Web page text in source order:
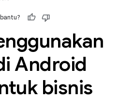
Android
bisnis